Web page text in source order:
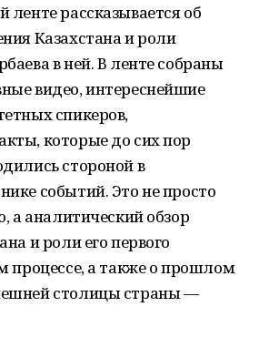
ленте рассказывается об
Казахстана и роли
в ней. В ленте собраны
видео, интереснейшие
спикеров,
которые до сих пор
стороной в
событий. Это не просто
а аналитический обзор
и роли его первого
процессе, а также о прошлом
столицы страны —